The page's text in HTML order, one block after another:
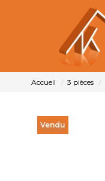
Accueil 3 pièces
Vendu